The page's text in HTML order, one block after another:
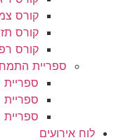
קורס
קורס
קורס
ספריית
ספריית
לוח אירועים